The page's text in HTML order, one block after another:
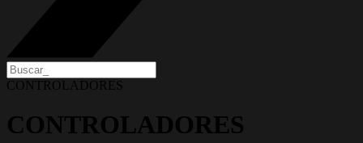
CONTROLADORES
CONTROLADORES